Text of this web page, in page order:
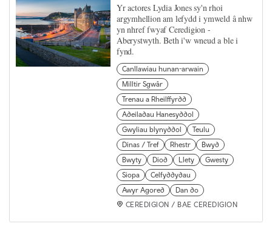
Yr actores Lydia Jones sy'n rhoi
argymhellion am lefydd i ymweld â nhw
yn nhref fwyaf Ceredigion -
Aberystwyth. Beth i'w wneud a ble i
fynd.
Canllawiau hunan-arwain
Milltir Sgwâr
Trenau a Rheilffyrdd
Adeiladau Hanesyddol
Gwyliau blynyddol
Teulu
Dinas / Tref
Rhestr
Bwyd
Bwyty
Diod Llety
Gwesty
Siopa
Celfyddydau
Awyr Agored
Dan do
CEREDIGION / BAE CEREDIGION